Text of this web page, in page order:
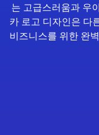
는 고급스러움과 우
카 로고 디자인은 다
비즈니스를 위한 완